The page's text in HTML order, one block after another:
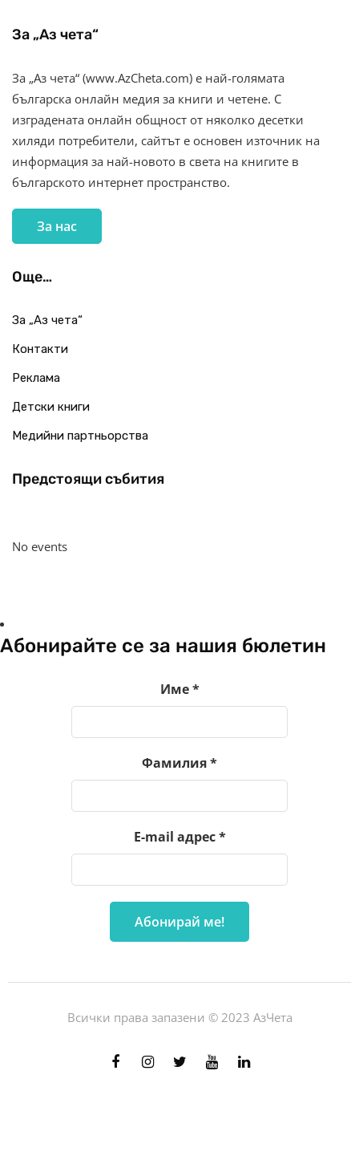
За „Аз чета“
За „Аз чета“ (www.AzCheta.com) е най-голямата
българска онлайн медия за книги и четене. С
изградената онлайн общност от няколко десетки
хиляди потребители, сайтът е основен източник на
информация за най-новото в света на книгите в
българското интернет пространство.
За нас
Още…
За „Аз чета“
Контакти
Реклама
Детски книги
Медийни партньорства
Предстоящи събития
No events
Абонирайте се за нашия бюлетин
Име*
Фамилия*
E-mail адрес*
Всички права запазени © 2023 АзЧета